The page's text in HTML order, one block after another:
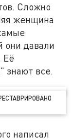
Сложно
женщина
они давали
Её
знают все.
написал